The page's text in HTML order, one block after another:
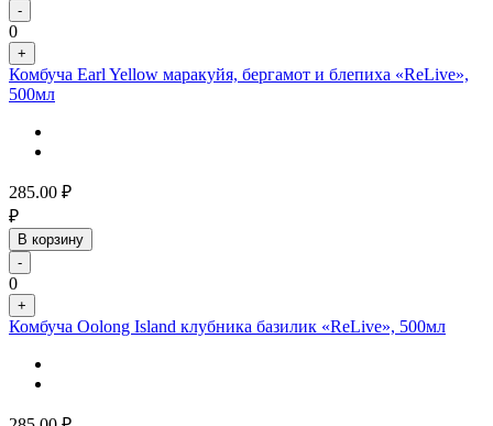
-
0
+
Комбуча Earl Yellow маракуйя, бергамот и блепиха «ReLive»,
500мл
285.00 ₽
₽
В корзину
-
0
+
Комбуча Oolong Island клубника базилик «ReLive», 500мл